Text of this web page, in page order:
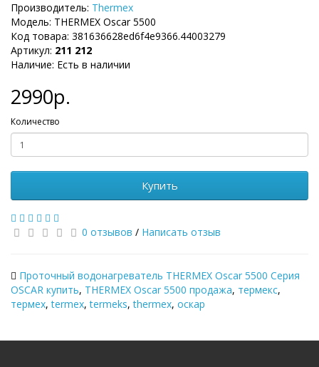
Производитель: Thermex
Модель: THERMEX Oscar 5500
Код товара: 381636628ed6f4e9366.44003279
Артикул: 211 212
Наличие: Есть в наличии
2990р.
Количество
Купить
0 отзывов / Написать отзыв
Проточный водонагреватель THERMEX Oscar 5500 Серия
OSCAR купить, THERMEX Oscar 5500 продажа, термекс,
термех,termex,termeks,thermex, оскар